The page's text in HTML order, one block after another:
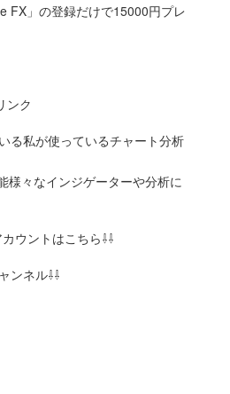
FX」の登録だけで15000円プレ
ンク
る私が使っているチャート分析
様々なインジゲーターや分析に
ウントはこちら⇩⇩
ンネル⇩⇩